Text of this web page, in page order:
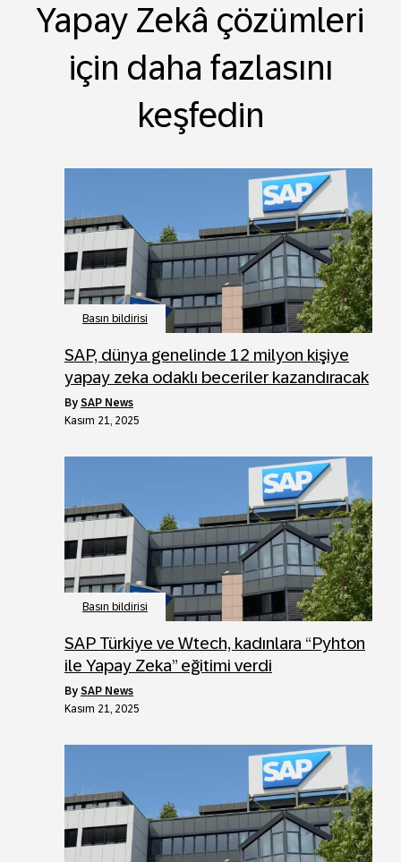
Yapay Zekâ çözümleri
için daha fazlasını
keşfedin
Basın bildirisi
SAP, dünya genelinde 12 milyon kişiye
yapay zeka odaklı beceriler kazandıracak
by SAP News
Kasım 21, 2025
Basın bildirisi
SAP Türkiye ve Wtech, kadınlara “Pyhton
ile Yapay Zeka” eğitimi verdi
by SAP News
Kasım 21, 2025